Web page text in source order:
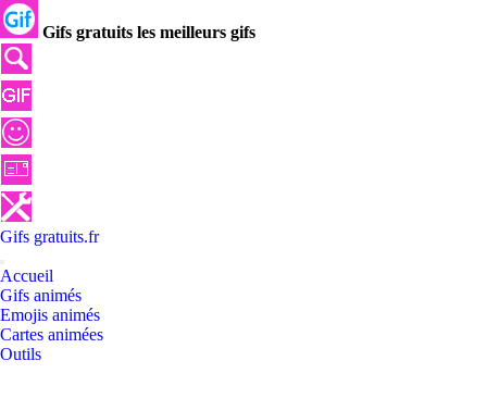
Gifs gratuits les meilleurs gifs
Gifs gratuits.fr
Accueil
Gifs animés
Emojis animés
Cartes animées
Outils